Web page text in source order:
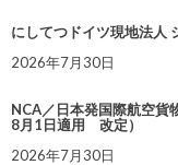
にしてつドイツ現地法人
2026年7月30日
NCA／日本発国際航空貨
8月1日適用 改定）
2026年7月30日